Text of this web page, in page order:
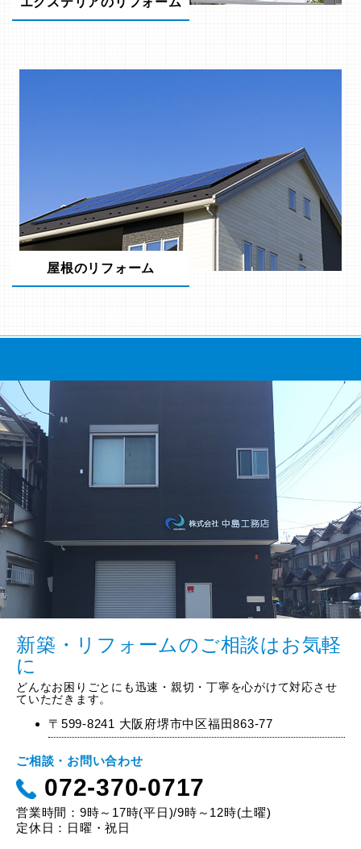
屋根のリフォーム
新築・リフォームのご相談はお気軽
に
どんなお困りごとにも迅速・親切・丁寧を心がけて対応させ
ていただきます。
〒599-8241 大阪府堺市中区福田863-77
ご相談・お問い合わせ
072-370-0717
営業時間：9時～17時(平日)/9時～12時(土曜)
定休日：日曜・祝日